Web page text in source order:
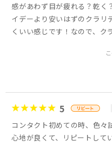
感があわず目が疲れる？乾く
イデーより安いはずのクラリ
くいい感じです！なので、ク
5
コンタクト初めての時、色々
心地が良くて、リピートして